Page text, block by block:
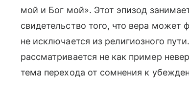
мой и Бог мой». Этот эпизод
свидетельство того, что вера
не исключается из религиозного
рассматривается не как пример
тема перехода от сомнения к